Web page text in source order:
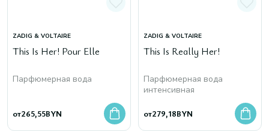
ZADIG & VOLTAIRE
This Is Her! Pour Elle
Парфюмерная вода
от265,55BYN
ZADIG & VOLTAIRE
This Is Really Her!
Парфюмерная вода
интенсивная
от279,18BYN